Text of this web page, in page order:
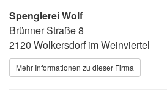
Spenglerei Wolf
Brünner Straße 8
2120 Wolkersdorf im Weinviertel
Mehr Informationen zu dieser Firma